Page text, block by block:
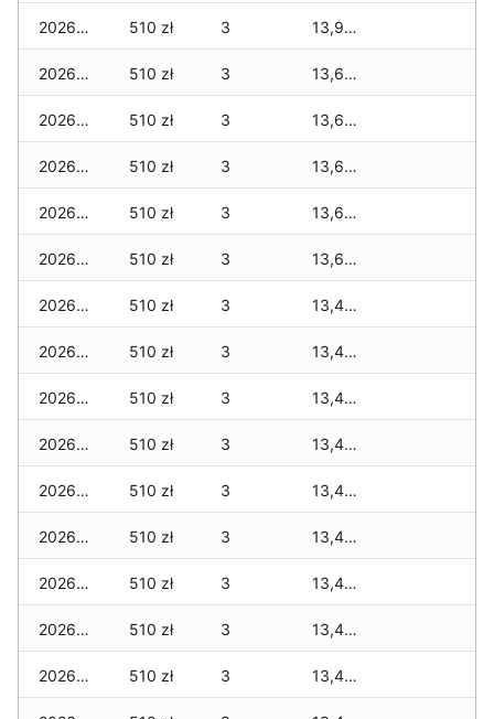
2026-01-27 510 zł 3 13,929 zł
2026-01-26 510 zł 3 13,619 zł
2026-01-25 510 zł 3 13,619 zł
2026-01-24 510 zł 3 13,619 zł
2026-01-23 510 zł 3 13,619 zł
2026-01-22 510 zł 3 13,619 zł
2026-01-21 510 zł 3 13,419 zł
2026-01-20 510 zł 3 13,419 zł
2026-01-19 510 zł 3 13,419 zł
2026-01-18 510 zł 3 13,419 zł
2026-01-17 510 zł 3 13,419 zł
2026-01-16 510 zł 3 13,419 zł
2026-01-15 510 zł 3 13,419 zł
2026-01-14 510 zł 3 13,419 zł
2026-01-13 510 zł 3 13,419 zł